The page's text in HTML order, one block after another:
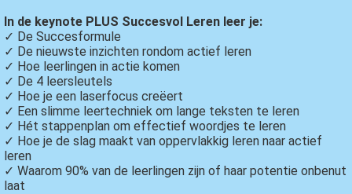
In de keynote PLUS Succesvol Leren leer je:
✓ De Succesformule
✓ De nieuwste inzichten rondom actief leren
✓ Hoe leerlingen in actie komen
✓ De 4 leersleutels
✓ Hoe je een laserfocus creëert
✓ Een slimme leertechniek om lange teksten te leren
✓ Hét stappenplan om effectief woordjes te leren
✓ Hoe je de slag maakt van oppervlakkig leren naar actief
leren
✓ Waarom 90% van de leerlingen zijn of haar potentie onbenut
laat